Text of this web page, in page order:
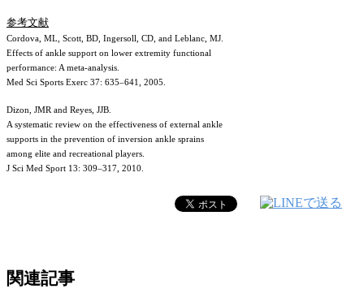
参考文献
Cordova, ML, Scott, BD, Ingersoll, CD, and Leblanc, MJ.
Effects of ankle support on lower extremity functional
performance: A meta-analysis.
Med Sci Sports Exerc 37: 635–641, 2005.
Dizon, JMR and Reyes, JJB.
A systematic review on the effectiveness of external ankle
supports in the prevention of inversion ankle sprains
among elite and recreational players.
J Sci Med Sport 13: 309–317, 2010.
関連記事